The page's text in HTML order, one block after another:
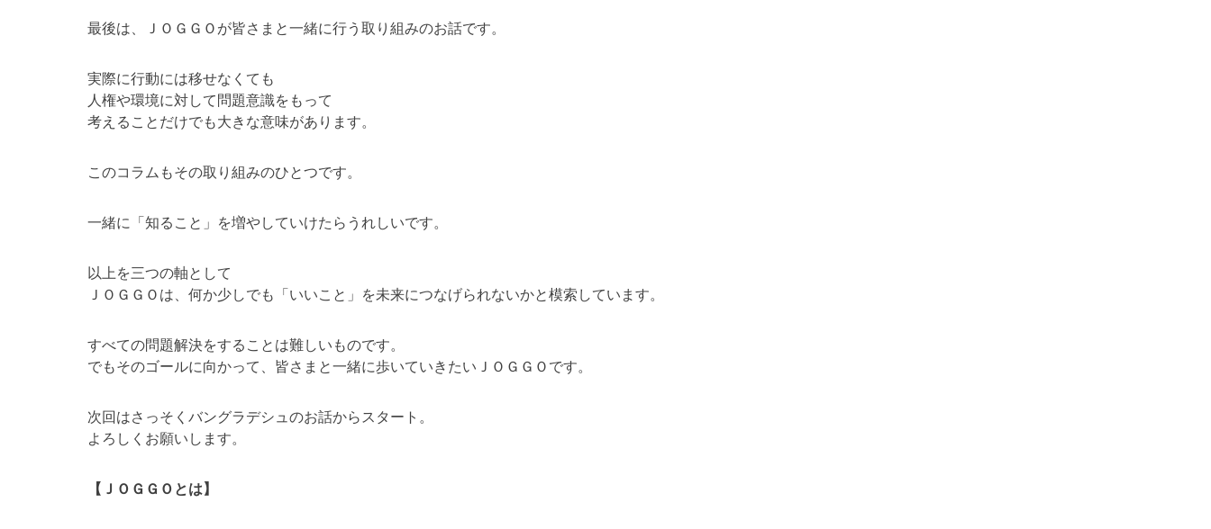
最後は、ＪＯＧＧＯが皆さまと一緒に行う取り組みのお話です。
実際に行動には移せなくても
人権や環境に対して問題意識をもって
考えることだけでも大きな意味があります。
このコラムもその取り組みのひとつです。
一緒に「知ること」を増やしていけたらうれしいです。
以上を三つの軸として
ＪＯＧＧＯは、何か少しでも「いいこと」を未来につなげられないかと模索しています。
すべての問題解決をすることは難しいものです。
でもそのゴールに向かって、皆さまと一緒に歩いていきたいＪＯＧＧＯです。
次回はさっそくバングラデシュのお話からスタート。
よろしくお願いします。
【ＪＯＧＧＯとは】